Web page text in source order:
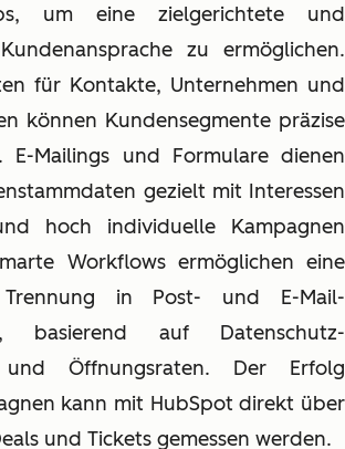
um eine zielgerichtete und
zu ermöglichen.
für Kontakte, Unternehmen und
können Kundensegmente präzise
E-Mailings und Formulare dienen
gezielt mit Interessen
hoch individuelle Kampagnen
Workflows ermöglichen eine
Trennung in Post- und E-Mail-
basierend auf Datenschutz-
und Öffnungsraten. Der Erfolg
kann mit HubSpot direkt über
und Tickets gemessen werden.